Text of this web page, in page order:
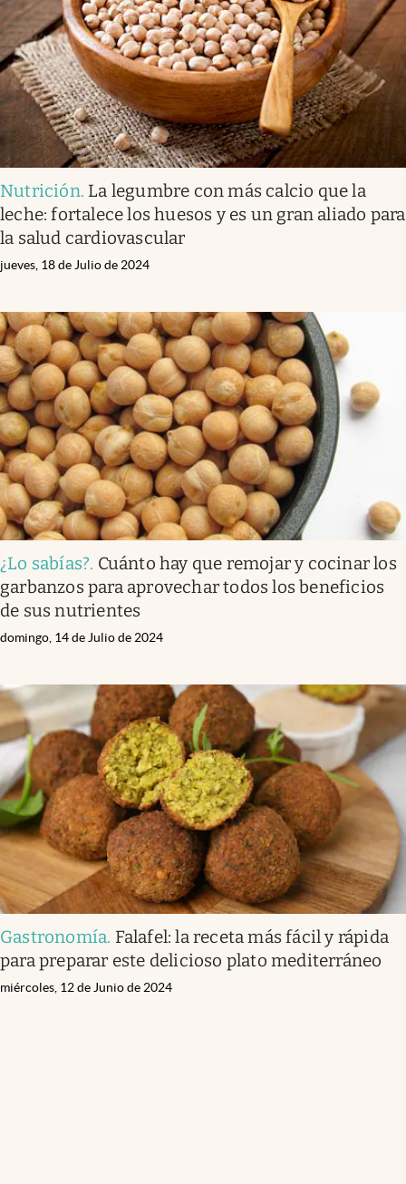
Nutrición. La legumbre con más calcio que la
leche: fortalece los huesos y es un gran aliado para
la salud cardiovascular
jueves, 18 de Julio de 2024
¿Lo sabías?. Cuánto hay que remojar y cocinar los
garbanzos para aprovechar todos los beneficios
de sus nutrientes
domingo, 14 de Julio de 2024
Gastronomía. Falafel: la receta más fácil y rápida
para preparar este delicioso plato mediterráneo
miércoles, 12 de Junio de 2024